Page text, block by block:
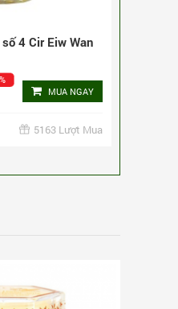
5 Cir Fen Wan
MUA NGAY